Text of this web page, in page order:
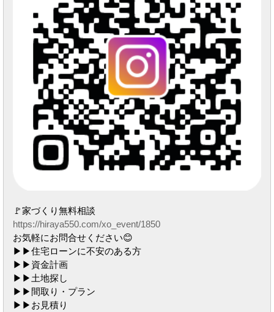
🚩家づくり無料相談
https://hiraya550.com/xo_event/1850
お気軽にお問合せください😊
▶︎▶︎住宅ローンに不安のある方
▶︎▶︎資金計画
▶︎▶︎土地探し
▶︎▶︎間取り・プラン
▶︎▶︎お見積り